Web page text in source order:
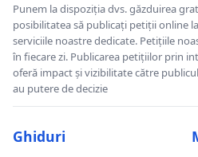
Punem la dispoziția dvs. găzduirea
posibilitatea să publicați petiții online
serviciile noastre dedicate. Petițiile
în fiecare zi. Publicarea petițiilor prin
oferă impact și vizibilitate către
au putere de decizie
Ghiduri